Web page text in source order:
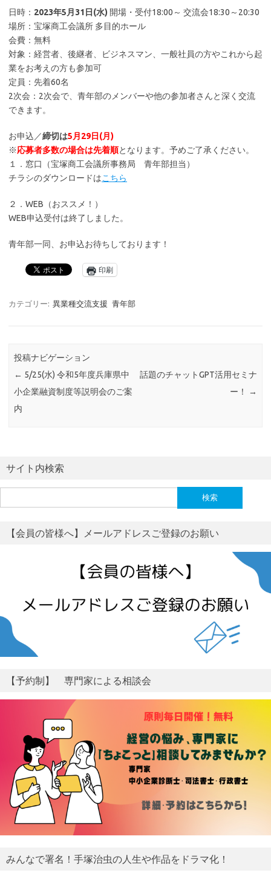
日時： 2023年5月31日(水) 開場・受付18:00～ 交流会18:30～20:30
場所：宝塚商工会議所 多目的ホール
会費：無料
対象：経営者、後継者、ビジネスマン、一般社員の方やこれから起
業をお考えの方も参加可
定員：先着60名
2次会：2次会で、青年部のメンバーや他の参加者さんと深く交流
できます。
お申込／締切は5月29日(月)
※応募者多数の場合は先着順となります。予めご了承ください。
１．窓口（宝塚商工会議所事務局 青年部担当）
チラシのダウンロードはこちら
２．WEB（おススメ！）
WEB申込受付は終了しました。
青年部一同、お申込お待ちしております！
印刷
カテゴリー: 異業種交流支援 青年部
投稿ナビゲーション
← 5/25(水) 令和5年度兵庫県中
小企業融資制度等説明会のご案
内
話題のチャットGPT活用セミナ
ー！
→
サイト内検索
索:
【会員の皆様へ】メールアドレスご登録のお願い
【予約制】 専門家による相談会
みんなで署名！手塚治虫の人生や作品をドラマ化！